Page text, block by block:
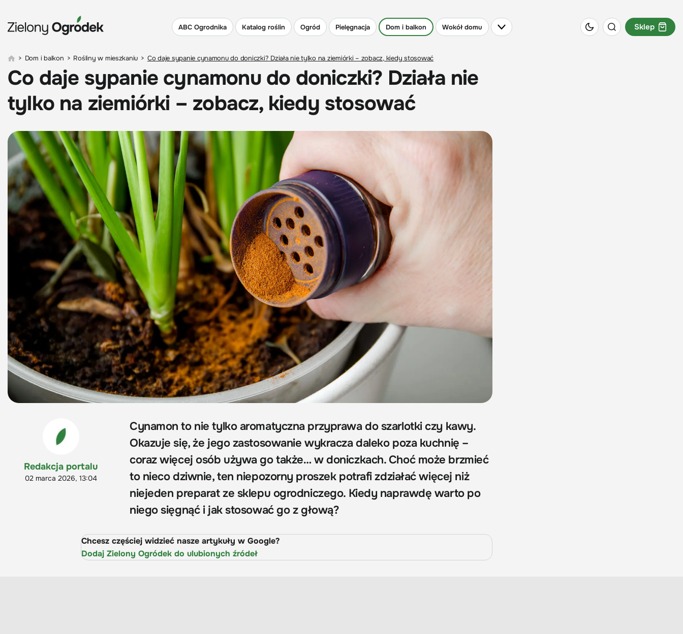
ABC Ogrodnika Katalog roślin Ogród Pielęgnacja Dom i balkon Wokół domu Sklep
> Dom i balkon > Rośliny w mieszkaniu > Co daje sypanie cynamonu do doniczki? Działa nie tylko na ziemiórki – zobacz, kiedy stosować
Co daje sypanie cynamonu do doniczki? Działa nie
tylko na ziemiórki – zobacz, kiedy stosować
Redakcja portalu
02 marca 2026, 13:04
Cynamon to nie tylko aromatyczna przyprawa do szarlotki czy kawy.
Okazuje się, że jego zastosowanie wykracza daleko poza kuchnię –
coraz więcej osób używa go także… w doniczkach. Choć może brzmieć
to nieco dziwnie, ten niepozorny proszek potrafi zdziałać więcej niż
niejeden preparat ze sklepu ogrodniczego. Kiedy naprawdę warto po
niego sięgnąć i jak stosować go z głową?
Chcesz częściej widzieć nasze artykuły w Google?
Dodaj Zielony Ogródek do ulubionych źródeł